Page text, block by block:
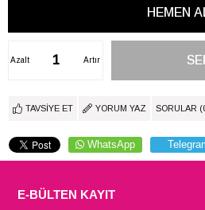
Artır
Azalt
TAVSIYE ET YORUM YAZ SORULAR
WhatsApp
E-BÜLTEN KAYIT